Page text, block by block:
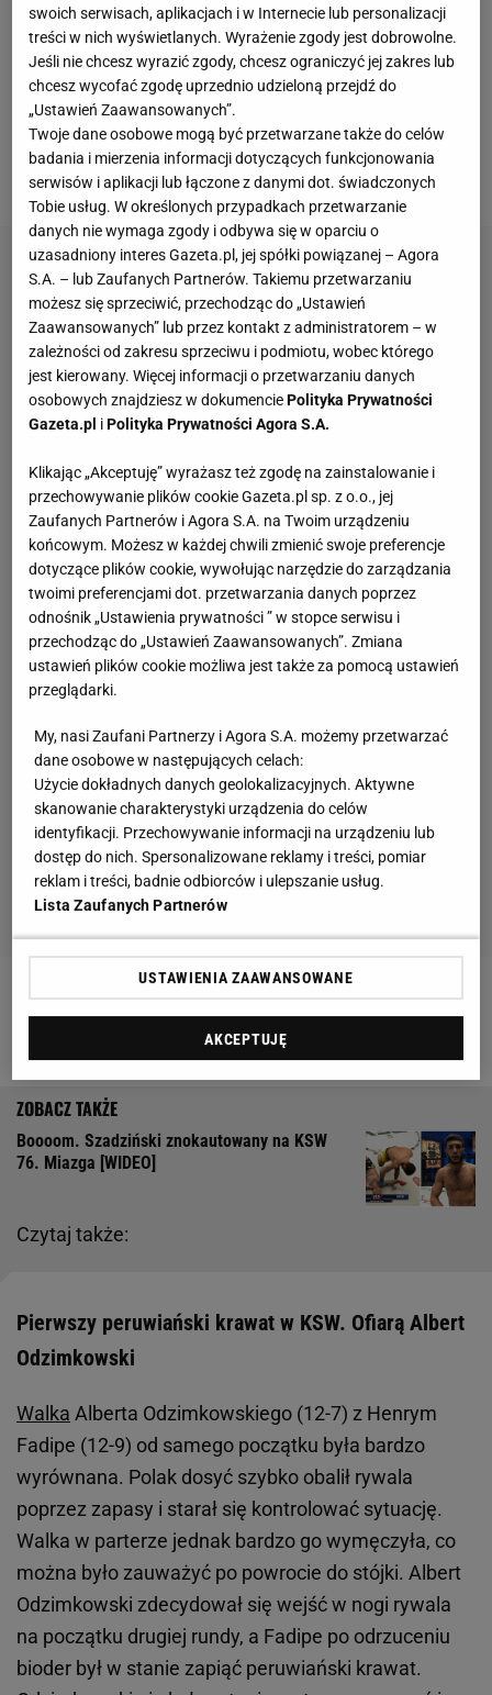
się wygraną Polaka, alewynikzostał zmieniony, bo
Odzimkowski zaatakował przeciwnika nielegalnym
kolanem. Do rewanżu doszło w maju na KSW 70,
gdzie Albert Odzimkowski uderzał i poniewierał
rywala na tyle mocno, że po jednym z rzutów złamał
mu rękę.
Zobacz wideoSzpilka zdradził część planu na walkę
z Wrzoskiem? "Może nie powinienem tego mówić"
Czytaj także:
Boooom. Szadziński znokautowany na KSW
76. Miazga [WIDEO]
Pierwszy peruwiański krawat w KSW. Ofiarą Albert
Odzimkowski
Walka Alberta Odzimkowskiego (12-7) z Henrym
Fadipe (12-9) od samego początku była bardzo
wyrównana. Polak dosyć szybko obalił rywala
poprzez zapasy i starał się kontrolować sytuację.
Walka w parterze jednak bardzo go wymęczyła, co
można było zauważyć po powrocie do stójki. Albert
Odzimkowski zdecydował się wejść w nogi rywala
na początku drugiej rundy, a Fadipe po odrzuceniu
bioder był w stanie zapiąć peruwiański krawat.
swoich serwisach, aplikacjach i w Internecie lub personalizacji
treści w nich wyświetlanych. Wyrażenie zgody jest dobrowolne.
Jeśli nie chcesz wyrazić zgody, chcesz ograniczyć jej zakres lub
chcesz wycofać zgodę uprzednio udzieloną przejdź do
„Ustawień Zaawansowanych”.
Twoje dane osobowe mogą być przetwarzane także do celów
badania i mierzenia informacji dotyczących funkcjonowania
serwisów i aplikacji lub łączone z danymi dot. świadczonych
Tobie usług. W określonych przypadkach przetwarzanie
danych nie wymaga zgody i odbywa się w oparciu o
uzasadniony interes Gazeta.pl, jej spółki powiązanej – Agora
S.A. – lub Zaufanych Partnerów. Takiemu przetwarzaniu
możesz się sprzeciwić, przechodząc do „Ustawień
Zaawansowanych” lub przez kontakt z administratorem – w
zależności od zakresu sprzeciwu i podmiotu, wobec którego
jest kierowany. Więcej informacji o przetwarzaniu danych
osobowych znajdziesz w dokumenciePolityka Prywatności
Gazeta.pl iPolityka Prywatności Agora S.A.
Klikając „Akceptuję” wyrażasz też zgodę na zainstalowanie i
przechowywanie plików cookie Gazeta.pl sp. z o.o., jej
Zaufanych Partnerów i Agora S.A. na Twoim urządzeniu
końcowym. Możesz w każdej chwili zmienić swoje preferencje
dotyczące plików cookie, wywołując narzędzie do zarządzania
twoimi preferencjami dot. przetwarzania danych poprzez
odnośnik „Ustawienia prywatności ” w stopce serwisu i
przechodząc do „Ustawień Zaawansowanych”. Zmiana
ustawień plików cookie możliwa jest także za pomocą ustawień
przeglądarki.
My, nasi Zaufani Partnerzy i Agora S.A. możemy przetwarzać
dane osobowe w następujących celach:
Użycie dokładnych danych geolokalizacyjnych. Aktywne
skanowanie charakterystyki urządzenia do celów
identyfikacji. Przechowywanie informacji na urządzeniu lub
dostęp do nich. Spersonalizowane reklamy i treści, pomiar
reklam i treści, badnie odbiorców i ulepszanie usług.
Lista Zaufanych Partnerów
USTAWIENIA ZAAWANSOWANE
AKCEPTUJĘ